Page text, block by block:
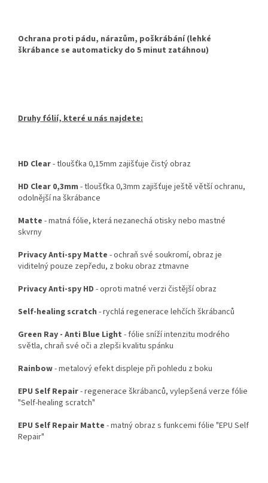
Ochrana proti pádu, nárazům, poškrábání (lehké
škrábance se automaticky do 5 minut zatáhnou)
Druhy fólií, které u nás najdete:
HD Clear- tloušťka 0,15mm zajišťuje čistý obraz
HD Clear 0,3mm - tloušťka 0,3mm zajišťuje ještě větší ochranu,
odolnější na škrábance
Matte - matná fólie, která nezanechá otisky nebo mastné
skvrny
Privacy Anti-spy Matte - ochraň své soukromí, obraz je
viditelný pouze zepředu, z boku obraz ztmavne
Privacy Anti-spy HD - oproti matné verzi čistější obraz
Self-healing scratch - rychlá regenerace lehčích škrábanců
Green Ray - Anti Blue Light - fólie sníží intenzitu modrého
světla, chraň své oči a zlepši kvalitu spánku
Rainbow- metalový efekt displeje při pohledu z boku
EPU Self Repair- regenerace škrábanců, vylepšená verze fólie
"Self-healing scratch"
EPU Self Repair Matte - matný obraz s funkcemi fólie "EPU Self
Repair"